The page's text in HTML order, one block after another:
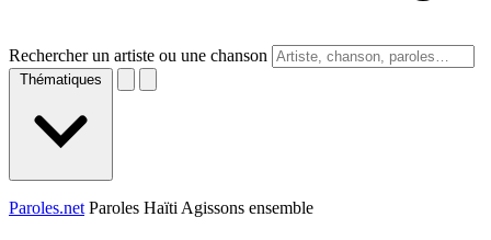
Rechercher un artiste ou une chanson
Thématiques
Paroles.net Paroles Haïti Agissons ensemble